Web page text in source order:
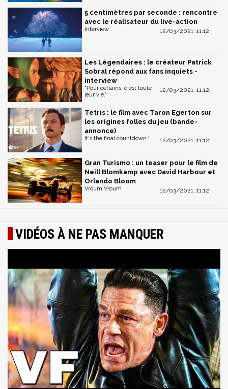
5 centimètres par seconde : rencontre
avec le réalisateur du live-action
12/03/2021, 11:12
Interview
Les Légendaires : le créateur Patrick
Sobral répond aux fans inquiets -
interview
12/03/2021, 11:12
"Pour certains, c'est toute
leur vie."
Tetris : le film avec Taron Egerton sur
les origines folles du jeu (bande-
annonce)
12/03/2021, 11:12
It's the final countdown !
Gran Turismo : un teaser pour le film de
Neill Blomkamp avec David Harbour et
Orlando Bloom
12/03/2021, 11:12
Vroum Vroum
VIDÉOS À NE PAS MANQUER